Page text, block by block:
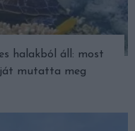
halakból áll: most
mutatta meg